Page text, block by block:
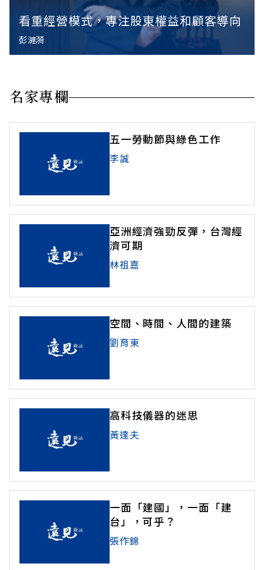
看重經營模式，專注股東權益和顧客導向
彭漣漪
名家專欄
五一勞動節與綠色工作
李誠
亞洲經濟強勁反彈，台灣經
濟可期
林祖嘉
空間、時間、人間的建築
劉育東
高科技儀器的迷思
黃達夫
一面「建國」，一面「建
台」，可乎？
張作錦